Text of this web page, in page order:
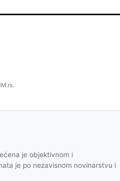
je objektivnom i
je po nezavisnom novinarstvu i